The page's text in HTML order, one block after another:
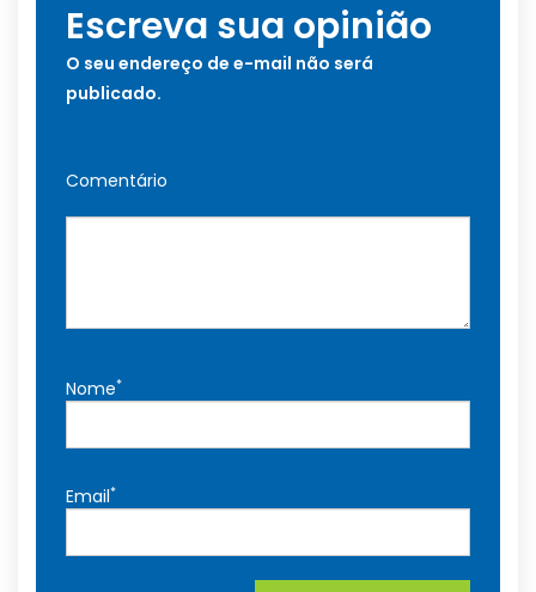
Escreva sua opinião
O seu endereço de e-mail não será
publicado.
Comentário
Nome*
Email*